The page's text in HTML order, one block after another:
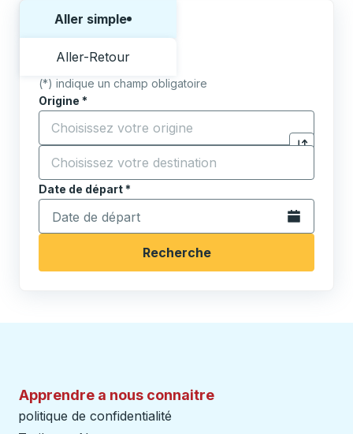
Aller simple
Aller-Retour
(*) indique un champ obligatoire
Origine *
Commencez à saisir la ville d'origine pour ouvrir
Cliquez
Destination*
Commencez à saisir la ville de destination pour
Date de départ*
Tapez la date au format date Barre oblique du mois à
Ouvrez le
Recherche
Apprendre a nous connaitre
politique de confidentialité